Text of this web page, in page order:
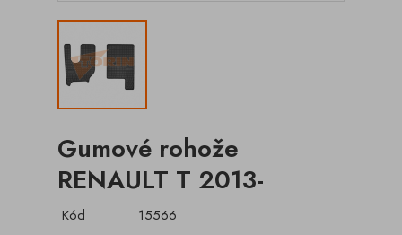
Gumové rohože
RENAULT T 2013-
Kód
15566